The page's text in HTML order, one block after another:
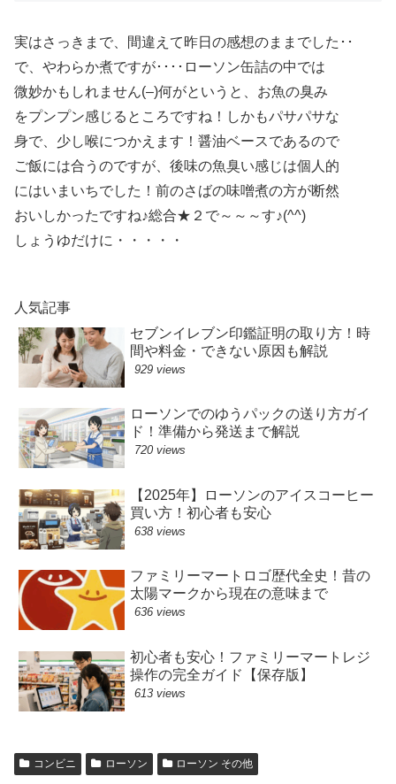
実はさっきまで、間違えて昨日の感想のままでした･･
で、やわらか煮ですが････ローソン缶詰の中では
微妙かもしれません(–)何がというと、お魚の臭み
をプンプン感じるところですね！しかもパサパサな
身で、少し喉につかえます！醤油ベースであるので
ご飯には合うのですが、後味の魚臭い感じは個人的
にはいまいちでした！前のさばの味噌煮の方が断然
おいしかったですね♪総合★２で～～～す♪(^^)
しょうゆだけに・・・・・
人気記事
セブンイレブン印鑑証明の取り方！時
間や料金・できない原因も解説
929 views
ローソンでのゆうパックの送り方ガイ
ド！準備から発送まで解説
720 views
【2025年】ローソンのアイスコーヒー
買い方！初心者も安心
638 views
ファミリーマートロゴ歴代全史！昔の
太陽マークから現在の意味まで
636 views
初心者も安心！ファミリーマートレジ
操作の完全ガイド【保存版】
613 views
コンビニ ローソン ローソン その他